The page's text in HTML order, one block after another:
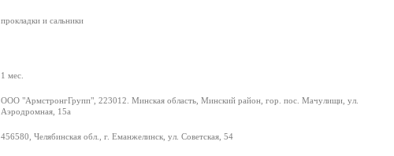
прокладки и сальники
1 мес.
ООО "АрмстронгГрупп", 223012. Минская область, Минский район, гор. пос. Мачулищи, ул.
Аэродромная, 15а
456580, Челябинская обл., г. Еманжелинск, ул. Советская, 54